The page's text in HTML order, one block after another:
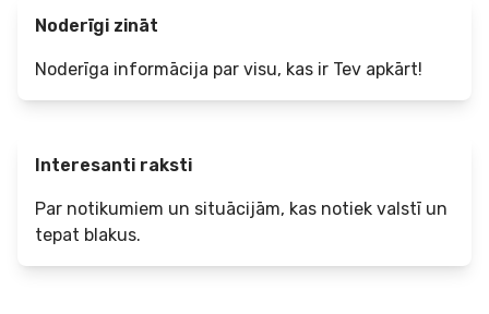
Noderīgi zināt
Noderīga informācija par visu, kas ir Tev apkārt!
Interesanti raksti
Par notikumiem un situācijām, kas notiek valstī un
tepat blakus.